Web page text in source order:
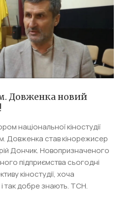
Довженка новий
національної кіностудії
Довженка став кінорежисер
Дончик. Новопризначеного
підприємства сьогодні
кіностудії, хоча
так добре знають. ТСН.